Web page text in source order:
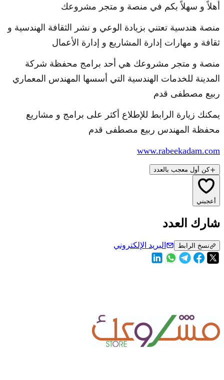
أهلاً و سهلاً بكم في منصة و متجر مشروعك
منصة هندسية تعتني بزيادة الوعي و نشر الثقافة الهندسية و
ثقافة و مهارات إدارة المشاريع و إدارة الأعمال
منصة و متجر مشروعك هي أحد برامج محفظة شركة
المدينة للخدمات الهندسية التي أسسها المهندس المعماري
ربيع مصطفى قدم
يمكنك زيارة الرابط للإطلاع أكثر على برامج و مشاريع
محفظة المهندس ربيع مصطفى قدم
www.rabeekadam.com
كن أول معجب بالعدد
أعجبني
شارك العدد
نسخ الرابط البريد الإلكتروني